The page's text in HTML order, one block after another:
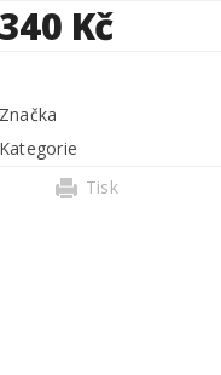
340 Kč
Značka
Kategorie
Tisk